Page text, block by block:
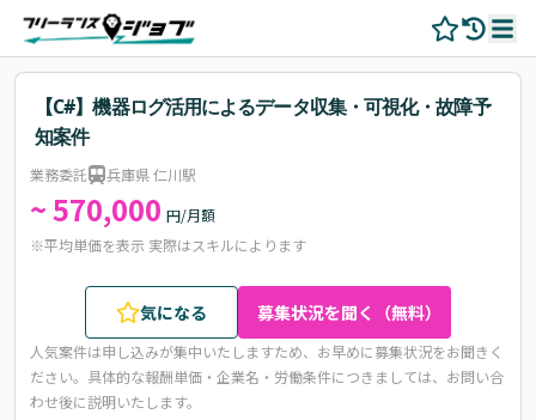
【C#】機器ログ活用によるデータ収集・可視化・故障予
知案件
業務委託 兵庫県 仁川駅
~ 570,000 円/月額
※平均単価を表示 実際はスキルによります
気になる 募集状況を聞く（無料）
人気案件は申し込みが集中いたしますため、お早めに募集状況をお聞きく
ださい。 具体的な報酬単価・企業名・労働条件につきましては、お問い合
わせ後に説明いたします。